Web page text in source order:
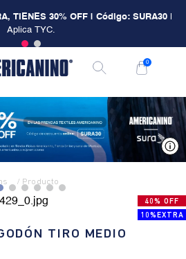
TIENES 30% OFF | Código: SURA30
Aplica TYC.
0
40% OFF
10%EXTRA
TIRO MEDIO